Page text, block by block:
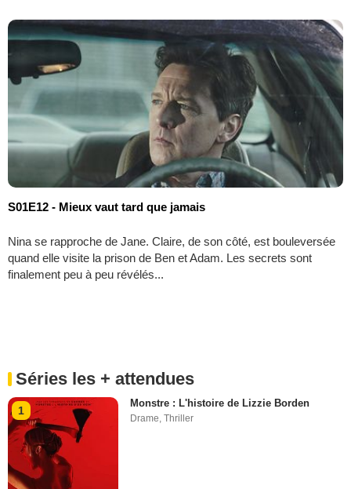
S01E12 - Mieux vaut tard que jamais
Nina se rapproche de Jane. Claire, de son côté, est bouleversée
quand elle visite la prison de Ben et Adam. Les secrets sont
finalement peu à peu révélés...
Séries les + attendues
1
Monstre : L'histoire de Lizzie Borden
Drame,Thriller